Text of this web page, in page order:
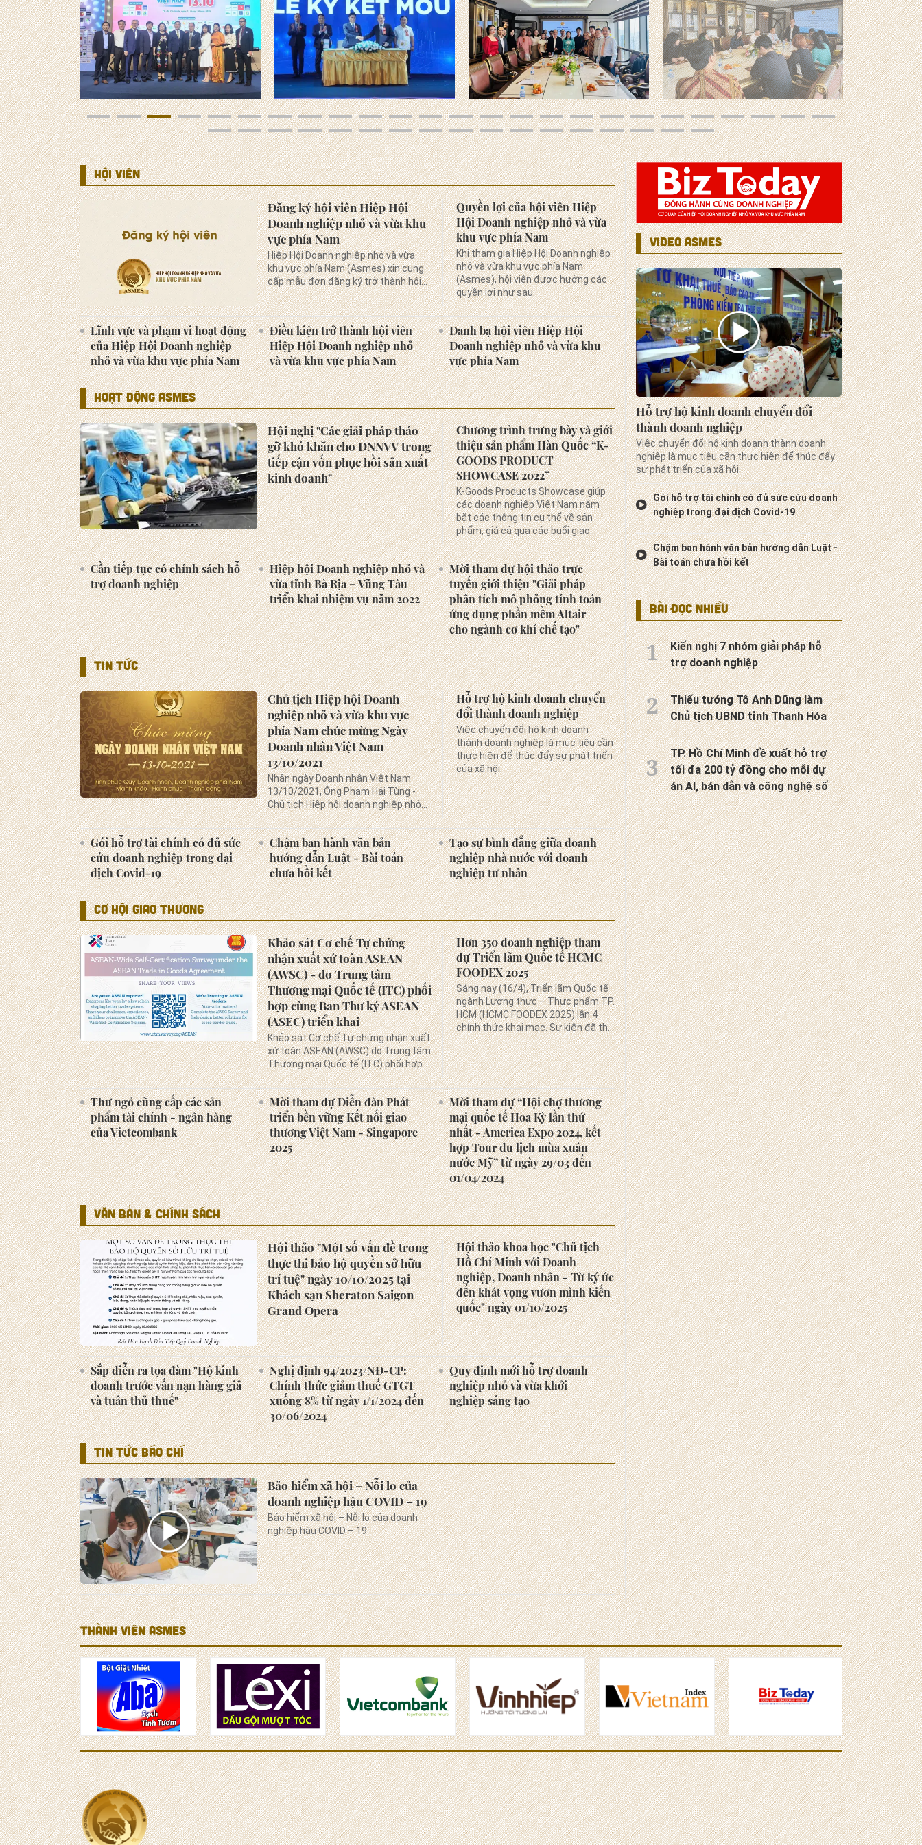
nghiệp tham dự
Triển lãm Quốc tế
HCMC FOODEX 2025
Thư ngỏ cũng cấp các
sản phẩm tài chính -
ngân hàng của
Vietcombank
Mời tham dự Diễn
đàn Phát triển bền
vững Kết nối giao
thương Việt Nam -
Singapore 2025
Hiệp hội Doanh
nghiệp nhỏ và vừa
khu vực phía Nam tổ
chức thành công Đại
hội lần thứ III (2024 -
2029)
Lễ chuyển giao, tiếp
nhận tổ chức Đảng và
Đảng viên Chi bộ
Hiệp hội Doanh
nghiệp nhỏ và vừa
khu vực phía Nam
ngày 26/09/2024
HỘI VIÊN
Đăng ký hội viên Hiệp Hội
Doanh nghiệp nhỏ và vừa khu
vực phía Nam
Hiệp Hội Doanh nghiệp nhỏ và vừa
khu vực phía Nam (Asmes) xin cung
cấp mẫu đơn đăng ký trở thành hội
viên.
Quyền lợi của hội viên Hiệp
Hội Doanh nghiệp nhỏ và vừa
khu vực phía Nam
Khi tham gia Hiệp Hội Doanh nghiệp
nhỏ và vừa khu vực phía Nam
(Asmes), hội viên được hưởng các
quyền lợi như sau.
Lĩnh vực và phạm vi hoạt động
của Hiệp Hội Doanh nghiệp
nhỏ và vừa khu vực phía Nam
Điều kiện trở thành hội viên
Hiệp Hội Doanh nghiệp nhỏ
và vừa khu vực phía Nam
Danh bạ hội viên Hiệp Hội
Doanh nghiệp nhỏ và vừa khu
vực phía Nam
HOẠT ĐỘNG ASMES
Hội nghị "Các giải pháp tháo
gỡ khó khăn cho DNNVV trong
tiếp cận vốn phục hồi sản xuất
kinh doanh"
Chương trình trưng bày và giới
thiệu sản phẩm Hàn Quốc “K-
GOODS PRODUCT
SHOWCASE 2022”
K-Goods Products Showcase giúp
các doanh nghiệp Việt Nam nắm
bắt các thông tin cụ thể về sản
phẩm, giá cả qua các buổi giao
thương trực tuyến cùng nhà sản
xuất...
Cần tiếp tục có chính sách hỗ
trợ doanh nghiệp
Hiệp hội Doanh nghiệp nhỏ và
vừa tỉnh Bà Rịa – Vũng Tàu
triển khai nhiệm vụ năm 2022
Mời tham dự hội thảo trực
tuyến giới thiệu "Giải pháp
phân tích mô phỏng tính toán
ứng dụng phần mềm Altair
cho ngành cơ khí chế tạo"
TIN TỨC
Chủ tịch Hiệp hội Doanh
nghiệp nhỏ và vừa khu vực
phía Nam chúc mừng Ngày
Doanh nhân Việt Nam
13/10/2021
Nhân ngày Doanh nhân Việt Nam
13/10/2021, Ông Phạm Hải Tùng -
Chủ tịch Hiệp hội doanh nghiệp nhỏ
và vừa khu vực phía Nam gửi lời chúc
mừng đến các Quý Doanh nhân,
Doanh nghiệp Việt Nam và các Quý
Hội viên Hiệp hội doanh nghiệp nhỏ và
vừa khu vực phía Nam
Hỗ trợ hộ kinh doanh chuyển
đổi thành doanh nghiệp
Việc chuyển đổi hộ kinh doanh
thành doanh nghiệp là mục tiêu cần
thực hiện để thúc đẩy sự phát triển
của xã hội.
Gói hỗ trợ tài chính có đủ sức
cứu doanh nghiệp trong đại
dịch Covid-19
Chậm ban hành văn bản
hướng dẫn Luật - Bài toán
chưa hồi kết
Tạo sự bình đẳng giữa doanh
nghiệp nhà nước với doanh
nghiệp tư nhân
CƠ HỘI GIAO THƯƠNG
Khảo sát Cơ chế Tự chứng
nhận xuất xứ toàn ASEAN
(AWSC) - do Trung tâm
Thương mại Quốc tế (ITC) phối
hợp cùng Ban Thư ký ASEAN
(ASEC) triển khai
Khảo sát Cơ chế Tự chứng nhận xuất
xứ toàn ASEAN (AWSC) do Trung tâm
Thương mại Quốc tế (ITC) phối hợp
cùng Ban Thư ký ASEAN (ASEC) hiện
đang triển khai nhằm thu thập ý kiến
từ cộng đồng doanh nghiệp trong
khu vực.
Hơn 350 doanh nghiệp tham
dự Triển lãm Quốc tế HCMC
FOODEX 2025
Sáng nay (16/4), Triển lãm Quốc tế
ngành Lương thực – Thực phẩm TP.
HCM (HCMC FOODEX 2025) lần 4
chính thức khai mạc. Sự kiện đã thu
hút hơn 350 doanh...
Thư ngỏ cũng cấp các sản
phẩm tài chính - ngân hàng
của Vietcombank
Mời tham dự Diễn đàn Phát
triển bền vững Kết nối giao
thương Việt Nam - Singapore
2025
Mời tham dự “Hội chợ thương
mại quốc tế Hoa Kỳ lần thứ
nhất - America Expo 2024, kết
hợp Tour du lịch mùa xuân
nước Mỹ” từ ngày 29/03 đến
01/04/2024
VĂN BẢN & CHÍNH SÁCH
Hội thảo "Một số vấn đề trong
thực thi bảo hộ quyền sở hữu
trí tuệ" ngày 10/10/2025 tại
Khách sạn Sheraton Saigon
Grand Opera
Hội thảo khoa học "Chủ tịch
Hồ Chí Minh với Doanh
nghiệp, Doanh nhân - Từ ký ức
đến khát vọng vươn mình kiến
quốc" ngày 01/10/2025
Sắp diễn ra tọa đàm "Hộ kinh
doanh trước vấn nạn hàng giả
và tuân thủ thuế"
Nghị định 94/2023/NĐ-CP:
Chính thức giảm thuế GTGT
xuống 8% từ ngày 1/1/2024 đến
30/06/2024
Quy định mới hỗ trợ doanh
nghiệp nhỏ và vừa khởi
nghiệp sáng tạo
TIN TỨC BÁO CHÍ
Bảo hiểm xã hội – Nỗi lo của
doanh nghiệp hậu COVID – 19
Bảo hiểm xã hội – Nỗi lo của doanh
nghiệp hậu COVID – 19
VIDEO ASMES
Hỗ trợ hộ kinh doanh chuyển đổi
thành doanh nghiệp
Việc chuyển đổi hộ kinh doanh thành doanh
nghiệp là mục tiêu cần thực hiện để thúc đẩy
sự phát triển của xã hội.
Gói hỗ trợ tài chính có đủ sức cứu doanh
nghiệp trong đại dịch Covid-19
Chậm ban hành văn bản hướng dẫn Luật -
Bài toán chưa hồi kết
BÀI ĐỌC NHIỀU
Kiến nghị 7 nhóm giải pháp hỗ
trợ doanh nghiệp
Thiếu tướng Tô Anh Dũng làm
Chủ tịch UBND tỉnh Thanh Hóa
TP. Hồ Chí Minh đề xuất hỗ trợ
tối đa 200 tỷ đồng cho mỗi dự
án AI, bán dẫn và công nghệ số
THÀNH VIÊN ASMES